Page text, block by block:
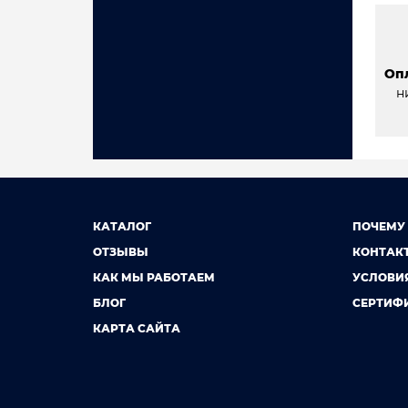
КАТАЛОГ
ОТЗЫВЫ
КАК МЫ РАБОТАЕМ
БЛОГ
КАРТА САЙТА